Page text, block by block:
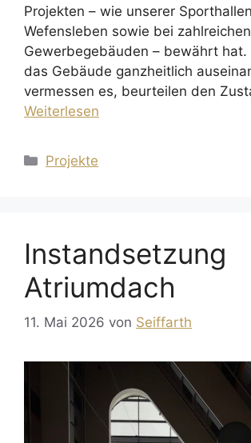
Projekten – wie unserer
Wefensleben sowie bei zahlreichen
Gewerbegebäuden – bewährt hat.
das Gebäude ganzheitlich
vermessen es, beurteilen den
Weiterlesen
Kategorien
Projekte
Instandsetzung
Atriumdach
11. Mai 2026 von Seiffarth